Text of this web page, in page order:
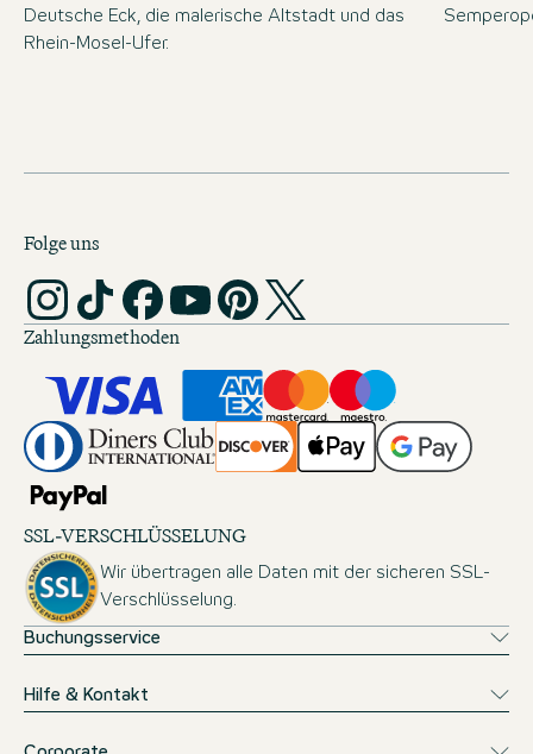
Deutsche Eck, die malerische Altstadt und das
Rhein-Mosel-Ufer.
Folge uns
Zahlungsmethoden
SSL-VERSCHLÜSSELUNG
Wir übertragen alle Daten mit der sicheren SSL-
Verschlüsselung.
Buchungsservice
Hilfe & Kontakt